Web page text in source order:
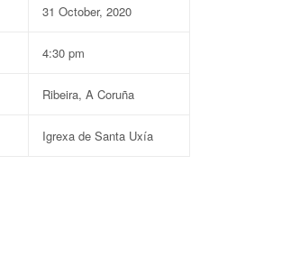
31 October, 2020
4:30 pm
Ribeira, A Coruña
Igrexa de Santa Uxía